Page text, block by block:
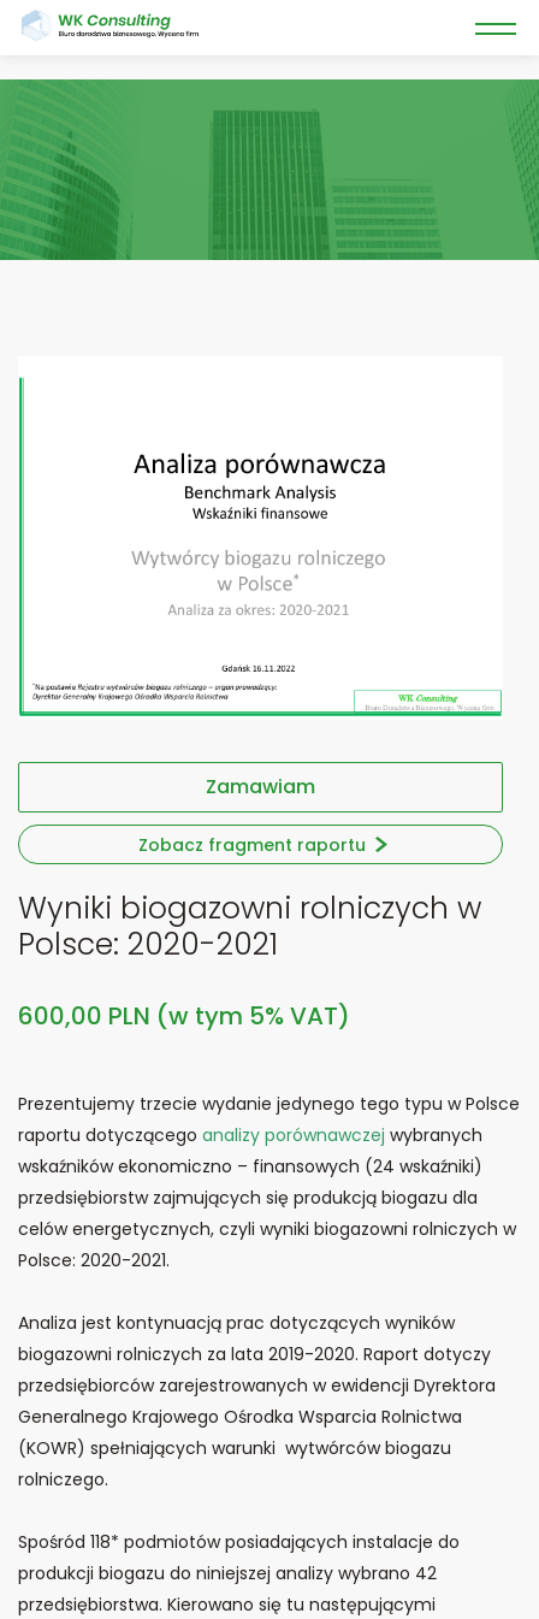
Zamawiam
Zobacz fragment raportu
Wyniki biogazowni rolniczych w
Polsce: 2020-2021
600,00 PLN (w tym 5% VAT)
Prezentujemy trzecie wydanie jedynego tego typu w Polsce
raportu dotyczącego analizy porównawczej wybranych
wskaźników ekonomiczno – finansowych (24 wskaźniki)
przedsiębiorstw zajmujących się produkcją biogazu dla
celów energetycznych, czyli wyniki biogazowni rolniczych w
Polsce: 2020-2021.
Analiza jest kontynuacją prac dotyczących wyników
biogazowni rolniczych za lata 2019-2020. Raport dotyczy
przedsiębiorców zarejestrowanych w ewidencji Dyrektora
Generalnego Krajowego Ośrodka Wsparcia Rolnictwa
(KOWR) spełniających warunki wytwórców biogazu
rolniczego.
Spośród 118* podmiotów posiadających instalacje do
produkcji biogazu do niniejszej analizy wybrano 42
przedsiębiorstwa. Kierowano się tu następującymi